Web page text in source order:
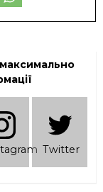
Twitter